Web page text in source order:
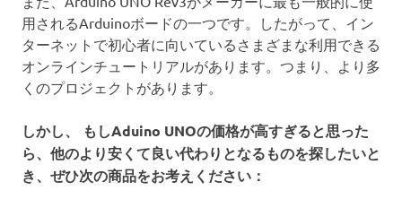
用されるArduinoボードの一つです。したがって、イン
ターネットで初心者に向いているさまざまな利用できる
オンラインチュートリアルがあります。つまり、より多
くのプロジェクトがあります。
しかし、 もしAduino UNOの価格が高すぎると思った
ら、他のより安くて良い代わりとなるものを探したいと
き、ぜひ次の商品をお考えください：